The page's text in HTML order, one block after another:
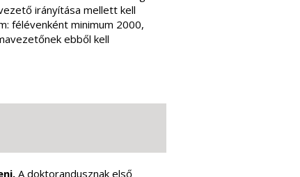
irányítása mellett kell
félévenként minimum 2000,
ebből kell
A doktorandusznak első